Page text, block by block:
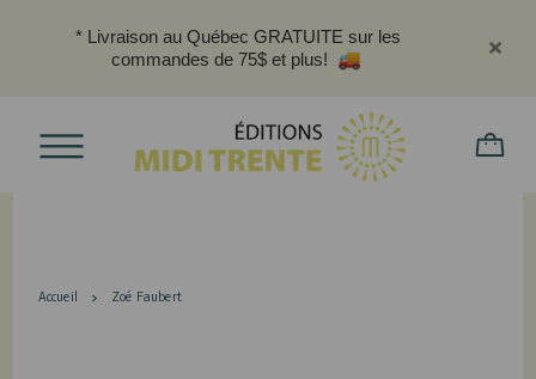
* Livraison au Québec GRATUITE sur les
commandes de 75$ et plus!
Accueil Zoé Faubert